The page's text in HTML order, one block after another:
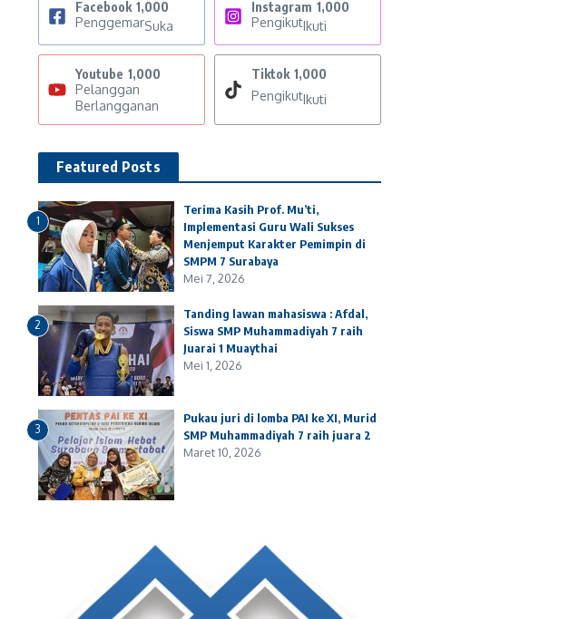
Facebook 1,000
PenggemarSuka
Instagram 1,000
PengikutIkuti
Youtube 1,000
Pelanggan
Berlangganan
Tiktok 1,000
PengikutIkuti
Featured Posts
1
Terima Kasih Prof. Mu’ti,
Implementasi Guru Wali Sukses
Menjemput Karakter Pemimpin di
SMPM 7 Surabaya
Mei 7, 2026
2
Tanding lawan mahasiswa : Afdal,
Siswa SMP Muhammadiyah 7 raih
Juarai 1 Muaythai
Mei 1, 2026
3
Pukau juri di lomba PAI ke XI, Murid
SMP Muhammadiyah 7 raih juara 2
Maret 10, 2026